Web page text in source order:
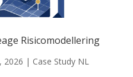
Risicomodellering
2026 | Case Study NL